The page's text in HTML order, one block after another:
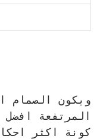
ويكون الصمام
المرتفعة
كونة اكثر